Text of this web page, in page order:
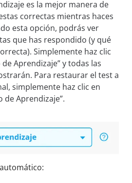
es la mejor manera de
correctas mientras haces
esta opción, podrás ver
que has respondido (y qué
Simplemente haz clic
Aprendizaje” y todas las
Para restaurar el test a
simplemente haz clic en
de Aprendizaje”.